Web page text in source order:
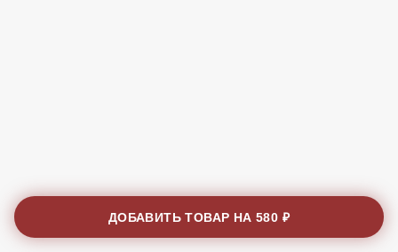
ДОБАВИТЬ ТОВАР НА580 ₽